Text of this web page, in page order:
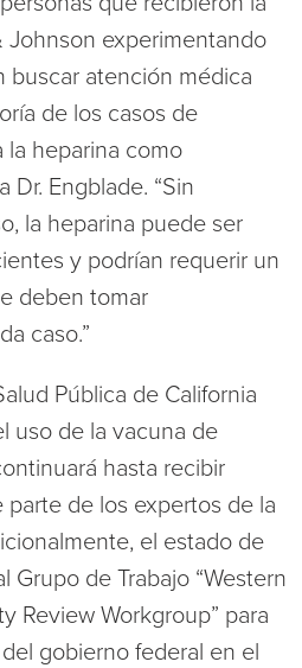
Johnson experimentando
buscar atención médica
de los casos de
la heparina como
Dr. Engblade. “Sin
la heparina puede ser
y podrían requerir un
deben tomar
caso.”
Pública de California
uso de la vacuna de
hasta recibir
de los expertos de la
el estado de
Grupo de Trabajo “Western
Review Workgroup” para
gobierno federal en el